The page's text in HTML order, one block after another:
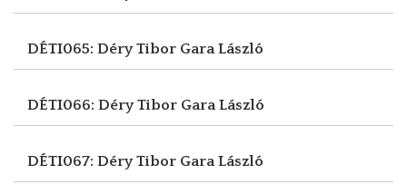
DÉTI065: Déry Tibor Gara László
DÉTI066: Déry Tibor Gara László
DÉTI067: Déry Tibor Gara László